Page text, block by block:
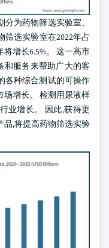
为药物筛选实验室、
筛选实验室在2022年占
将增长6.5%。 这一高市
和服务来帮助广大的客
各种综合测试的可操作
场增长。 检测用尿液样
业增长。 因此,获得更
品,将提高药物筛选实验